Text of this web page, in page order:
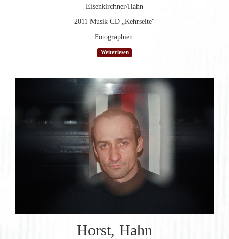
Eisenkirchner/Hahn
2011 Musik CD „Kehrseite“
Fotographien:
Weiterlesen
Horst, Hahn